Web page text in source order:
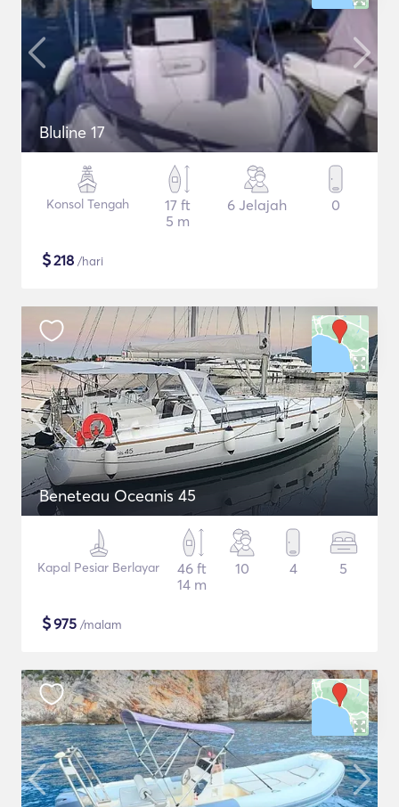
Bluline 17
Konsol Tengah
17 ft
5 m
6 Jelajah 0
$218 /hari
Beneteau Oceanis 45
Kapal Pesiar Berlayar
46 ft
14 m
10 4 5
$975 /malam